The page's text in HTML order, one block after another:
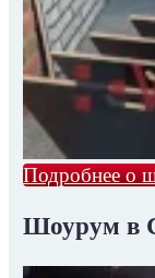
Подробнее о
Шоурум в